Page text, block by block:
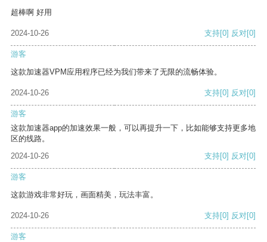
超棒啊 好用
2024-10-26 支持[0] 反对[0]
游客
这款加速器VPM应用程序已经为我们带来了无限的流畅体验。
2024-10-26 支持[0] 反对[0]
游客
这款加速器app的加速效果一般，可以再提升一下，比如能够支持更多地
区的线路。
2024-10-26
支持[0] 反对[0]
游客
这款游戏非常好玩，画面精美，玩法丰富。
2024-10-26 支持[0] 反对[0]
游客